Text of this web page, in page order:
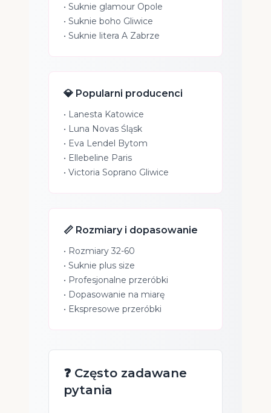
• Suknie glamour Opole
• Suknie boho Gliwice
• Suknie litera A Zabrze
💎 Popularni producenci
• Lanesta Katowice
• Luna Novas Śląsk
• Eva Lendel Bytom
• Ellebeline Paris
• Victoria Soprano Gliwice
📏 Rozmiary i dopasowanie
• Rozmiary 32-60
• Suknie plus size
• Profesjonalne przeróbki
• Dopasowanie na miarę
• Ekspresowe przeróbki
❓ Często zadawane
pytania